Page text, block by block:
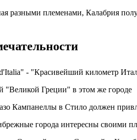
разными племенами, Калабрия
- "Красивейший километр
"Великой Греции" в этом же городе
Кампанеллы в Стило должен
города интересны своими